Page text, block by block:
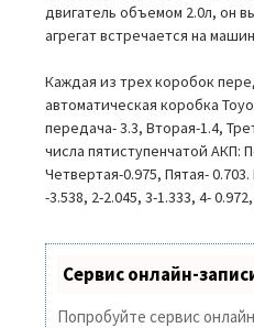
двигатель объемом 2.0л, он
агрегат встречается на
Каждая из трех коробок
автоматическая коробка
передача- 3.3, Вторая-1.4,
числа пятиступенчатой АКП:
Четвертая-0.975, Пятая-
-3.538, 2-2.045, 3-1.333, 4-
Сервис онлайн-
Попробуйте сервис